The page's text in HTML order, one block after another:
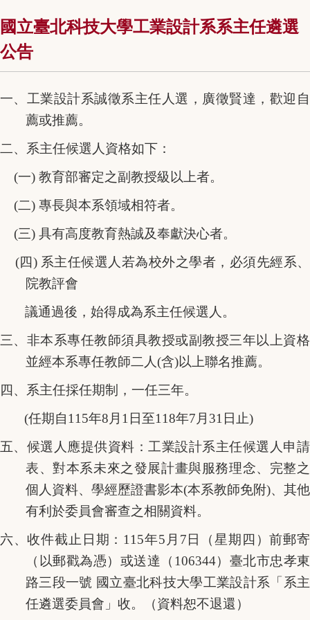
國立臺北科技大學工業設計系系主任遴選
公告
一、工業設計系誠徵系主任人選，廣徵賢達，歡迎自
薦或推薦。
二、系主任候選人資格如下：
(一) 教育部審定之副教授級以上者。
(二) 專長與本系領域相符者。
(三) 具有高度教育熱誠及奉獻決心者。
(四) 系主任候選人若為校外之學者，必須先經系、
院教評會
議通過後，始得成為系主任候選人。
三、非本系專任教師須具教授或副教授三年以上資格
並經本系專任教師二人(含)以上聯名推薦。
四、系主任採任期制，一任三年。
(任期自115年8月1日至118年7月31日止)
五、候選人應提供資料：工業設計系主任候選人申請
表、對本系未來之發展計畫與服務理念、完整之
個人資料、學經歷證書影本(本系教師免附)、其他
有利於委員會審查之相關資料。
六、收件截止日期：115年5月7日（星期四）前郵寄
（以郵戳為憑）或送達（106344）臺北市忠孝東
路三段一號 國立臺北科技大學工業設計系「系主
任遴選委員會」收。（資料恕不退還）